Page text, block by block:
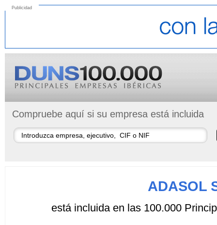
Publicidad
Compruebe aquí si su empresa está incluida
ADASOL
está incluida en las 100.000